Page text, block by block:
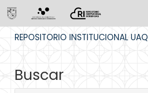
REPOSITORIO INSTITUCIONAL UAQ
Buscar